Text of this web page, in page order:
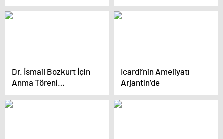
değiştirdi: Yetmedi!
Kutlamalarında
Yıldızlaştı
Dr. İsmail Bozkurt İçin
Anma Töreni
Düzenlendi
Icardi’nin Ameliyatı
Arjantin’de